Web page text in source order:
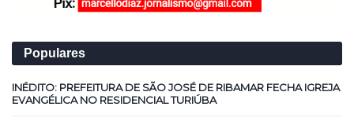
Populares
INÉDITO: PREFEITURA DE SÃO JOSÉ DE RIBAMAR FECHA IGREJA
EVANGÉLICA NO RESIDENCIAL TURIÚBA